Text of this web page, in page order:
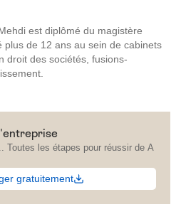
est diplômé du magistère
plus de 12 ans au sein de cabinets
droit des sociétés, fusions-
Toutes les étapes pour réussir de A
gratuitement